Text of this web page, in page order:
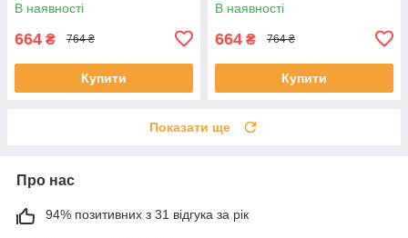
В наявності
664 ₴ 764 ₴
Купити
В наявності
664 ₴ 764 ₴
Купити
Показати ще
Про нас
94% позитивних з 31 відгука за рік